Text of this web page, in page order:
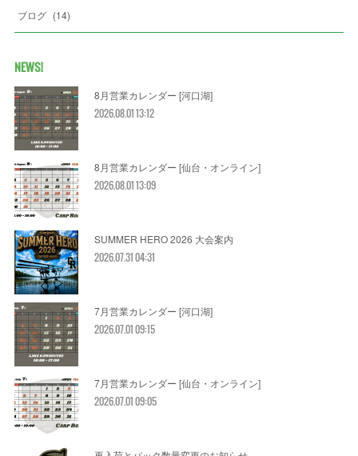
ブログ (14)
NEWS!
8月営業カレンダー [河口湖]
2026.08.01 13:12
8月営業カレンダー [仙台・オンライン]
2026.08.01 13:09
SUMMER HERO 2026 大会案内
2026.07.31 04:31
7月営業カレンダー [河口湖]
2026.07.01 09:15
7月営業カレンダー [仙台・オンライン]
2026.07.01 09:05